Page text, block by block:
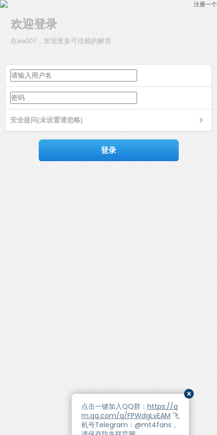
注册一个
欢迎登录
在ea007，发现更多可信赖的解答
安全提问(未设置请忽略)
登录